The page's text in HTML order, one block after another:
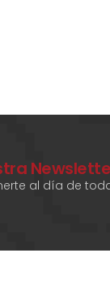
al día de